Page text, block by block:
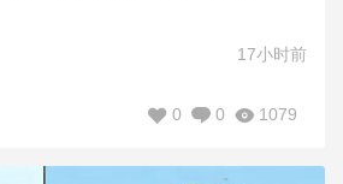
17小时前
1079
0
0